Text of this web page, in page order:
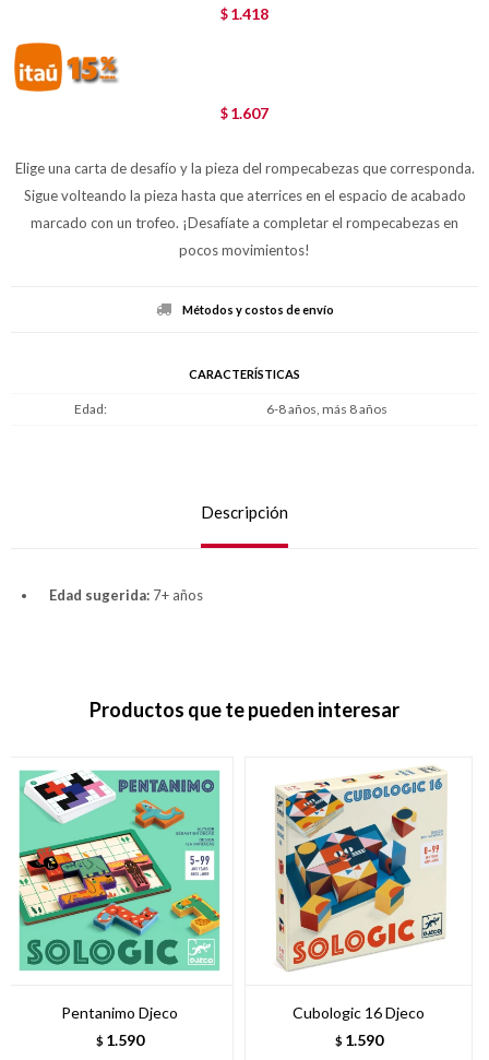
$ 1.418
$ 1.607
Elige una carta de desafío y la pieza del rompecabezas que corresponda.
Sigue volteando la pieza hasta que aterrices en el espacio de acabado
marcado con un trofeo. ¡Desafíate a completar el rompecabezas en
pocos movimientos!
Métodos y costos de envío
CARACTERÍSTICAS
Edad 6-8 años, más 8 años
Descripción
Edad sugerida: 7+ años
Productos que te pueden interesar
Pentanimo Djeco
$ 1.590
Cubologic 16 Djeco
$ 1.590